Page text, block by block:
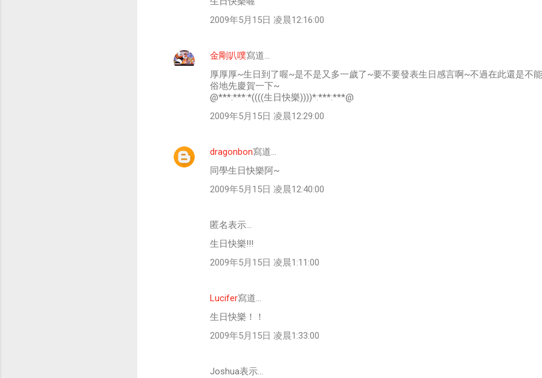
2009年5月15日 凌晨12:16:00
金剛叭噗寫道…
厚厚厚~生日到了喔~是不是又多一歲了~要不要發表生日感言啊~不過在此還是不
俗地先慶賀一下~
@***:***:*((((生日快樂))))*:***:***@
2009年5月15日 凌晨12:29:00
dragonbon寫道…
同學生日快樂阿~
2009年5月15日 凌晨12:40:00
匿名表示…
生日快樂!!!
2009年5月15日 凌晨1:11:00
Lucifer寫道…
生日快樂！！
2009年5月15日 凌晨1:33:00
Joshua表示…